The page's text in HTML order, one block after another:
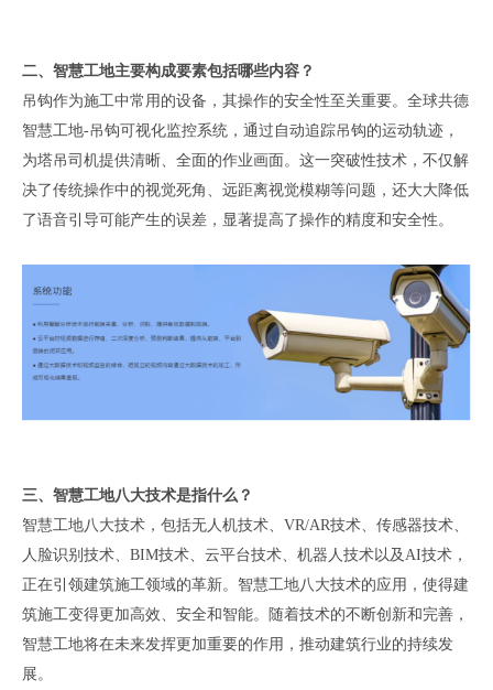
二、 智慧工地主要构成要素包括哪些内容？
吊钩作为施工中常用的设备，其操作的安全性至关重要。全球共德
智慧工地-吊钩可视化监控系统，通过自动追踪吊钩的运动轨迹，
为塔吊司机提供清晰、全面的作业画面。这一突破性技术，不仅解
决了传统操作中的视觉死角、远距离视觉模糊等问题，还大大降低
了语音引导可能产生的误差，显著提高了操作的精度和安全性。
三、智慧工地八大技术是指什么？
智慧工地八大技术，包括无人机技术、VR/AR技术、传感器技术、
人脸识别技术、BIM技术、云平台技术、机器人技术以及AI技术，
正在引领建筑施工领域的革新。智慧工地八大技术的应用，使得建
筑施工变得更加高效、安全和智能。随着技术的不断创新和完善，
智慧工地将在未来发挥更加重要的作用，推动建筑行业的持续发
展。